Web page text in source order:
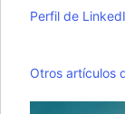
Perfil de
Otros artículos